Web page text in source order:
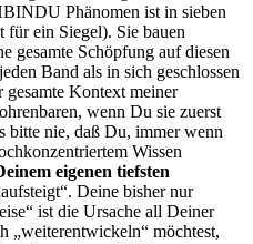
Phänomen ist in sieben
für ein Siegel). Sie bauen
gesamte Schöpfung auf diesen
Band als in sich geschlossen
Kontext meiner
wenn Du sie zuerst
bitte nie, daß Du, immer wenn
Wissen
eigenen tiefsten
Deine bisher nur
ist die Ursache all Deiner
„weiterentwickeln“ möchtest,